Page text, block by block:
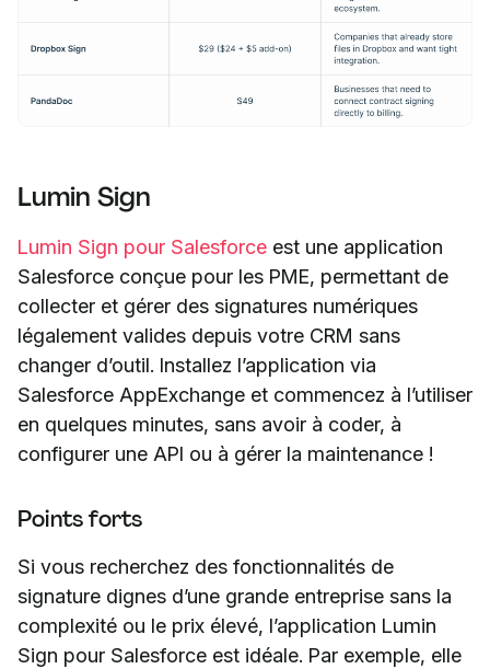
Lumin Sign
Lumin Sign pour Salesforce est une application
Salesforce conçue pour les PME, permettant de
collecter et gérer des signatures numériques
légalement valides depuis votre CRM sans
changer d’outil. Installez l’application via
Salesforce AppExchange et commencez à l’utiliser
en quelques minutes, sans avoir à coder, à
configurer une API ou à gérer la maintenance !
Points forts
Si vous recherchez des fonctionnalités de
signature dignes d’une grande entreprise sans la
complexité ou le prix élevé, l’application Lumin
Sign pour Salesforce est idéale. Par exemple, elle